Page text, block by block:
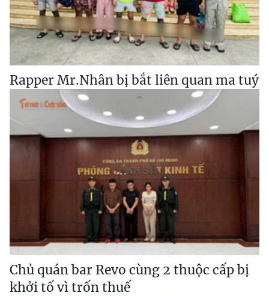
Rapper Mr.Nhân bị bắt liên quan ma tuý
Chủ quán bar Revo cùng 2 thuộc cấp bị
khởi tố vì trốn thuế